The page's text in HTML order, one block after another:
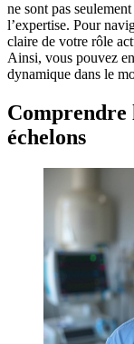
ne sont pas
l’expertise. Pour
claire de votre rôle
Ainsi, vous pouvez
dynamique dans le
Comprendre
échelons